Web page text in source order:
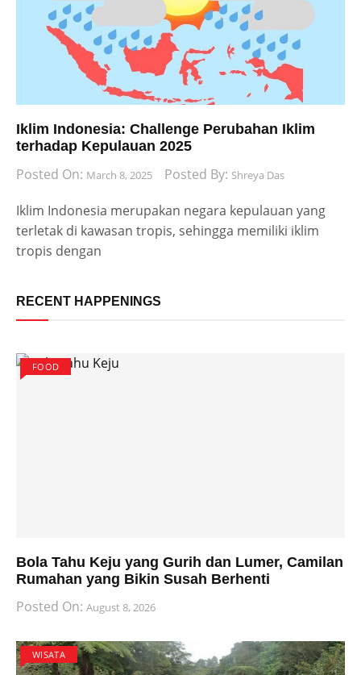
Iklim Indonesia: Challenge Perubahan Iklim
terhadap Kepulauan 2025
Posted On: March 8, 2025 Posted By: Shreya Das
Iklim Indonesia merupakan negara kepulauan yang
terletak di kawasan tropis, sehingga memiliki iklim
tropis dengan
RECENT HAPPENINGS
FOOD
Bola Tahu Keju yang Gurih dan Lumer, Camilan
Rumahan yang Bikin Susah Berhenti
Posted On: August 8, 2026
WISATA